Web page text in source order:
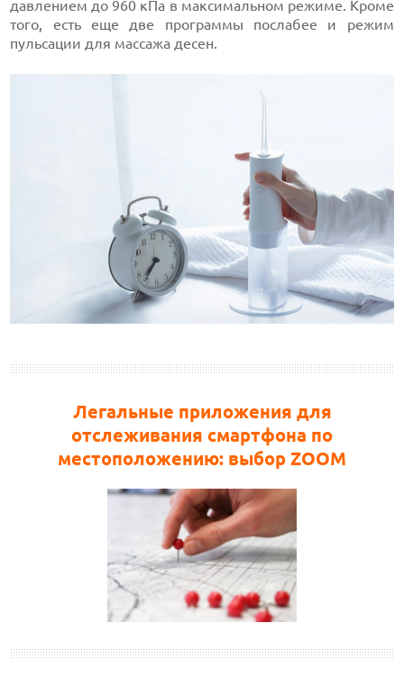
давлением до 960 кПа в максимальном режиме. Кроме
того, есть еще две программы послабее и режим
пульсации для массажа десен.
Легальные приложения для
отслеживания смартфона по
местоположению: выбор ZOOM